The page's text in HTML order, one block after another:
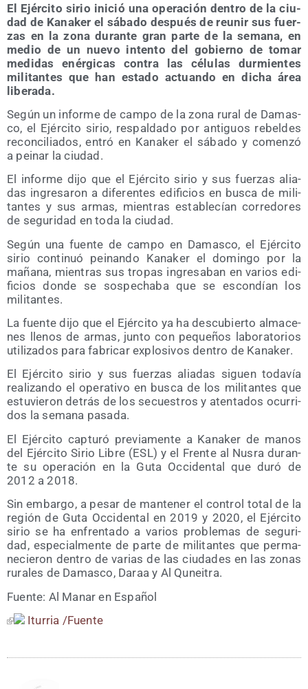
El Ejér­ci­to sirio ini­ció una ope­ra­ción den­tro de la ciu­
dad de Kana­ker el sába­do des­pués de reu­nir sus fuer­
zas en la zona duran­te gran par­te de la sema­na, en
medio de un nue­vo inten­to del gobierno de tomar
medi­das enér­gi­cas con­tra las célu­las dur­mien­tes
mili­tan­tes que han esta­do actuan­do en dicha área
liberada.
Según un infor­me de cam­po de la zona rural de Damas­
co, el Ejér­ci­to sirio, res­pal­da­do por anti­guos rebel­des
recon­ci­lia­dos, entró en Kana­ker el sába­do y comen­zó
a pei­nar la ciudad.
El infor­me dijo que el Ejér­ci­to sirio y sus fuer­zas alia­
das ingre­sa­ron a dife­ren­tes edi­fi­cios en bus­ca de mili­
tan­tes y sus armas, mien­tras esta­ble­cían corre­do­res
de segu­ri­dad en toda la ciudad.
Según una fuen­te de cam­po en Damas­co, el Ejér­ci­to
sirio con­ti­nuó pei­nan­do Kana­ker el domin­go por la
maña­na, mien­tras sus tro­pas ingre­sa­ban en varios edi­
fi­cios don­de se sos­pe­cha­ba que se escon­dían los
militantes.
La fuen­te dijo que el Ejér­ci­to ya ha des­cu­bier­to alma­ce­
nes lle­nos de armas, jun­to con peque­ños labo­ra­to­rios
uti­li­za­dos para fabri­car explo­si­vos den­tro de Kanaker.
El Ejér­ci­to sirio y sus fuer­zas alia­das siguen toda­vía
rea­li­zan­do el ope­ra­ti­vo en bus­ca de los mili­tan­tes que
estu­vie­ron detrás de los secues­tros y aten­ta­dos ocu­rri­
dos la sema­na pasada.
El Ejér­ci­to cap­tu­ró pre­via­men­te a Kana­ker de manos
del Ejér­ci­to Sirio Libre (ESL) y el Fren­te al Nus­ra duran­
te su ope­ra­ción en la Guta Occi­den­tal que duró de
2012 a 2018.
Sin embar­go, a pesar de man­te­ner el con­trol total de la
región de Guta Occi­den­tal en 2019 y 2020, el Ejér­ci­to
sirio se ha enfren­ta­do a varios pro­ble­mas de segu­ri­
dad, espe­cial­men­te de par­te de mili­tan­tes que per­ma­
ne­cie­ron den­tro de varias de las ciu­da­des en las zonas
rura­les de Damas­co, Daraa y Al Quneitra.
Fuen­te: Al Manar en Español
Itu­rria /​Fuen­te